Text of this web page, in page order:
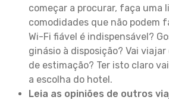
começar a procurar, faça uma
comodidades que não podem
Wi-Fi fiável é indispensável?
ginásio à disposição? Vai
de estimação? Ter isto claro
a escolha do hotel.
Leia as opiniões de outros